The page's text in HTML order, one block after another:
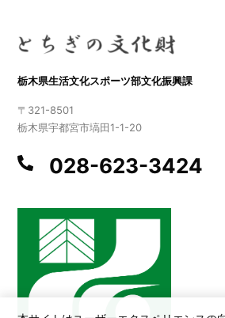
栃木県生活文化スポーツ部文化振興課
〒321-8501
栃木県宇都宮市塙田1-1-20
028-623-3424